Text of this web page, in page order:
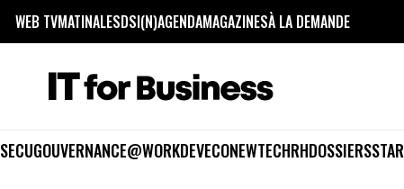
WEB TVMATINALESDSI(N)AGENDAMAGAZINESÀ LA DEMANDE
SECUGOUVERNANCE@WORKDEVECONEWTECHRHDOSSIERS